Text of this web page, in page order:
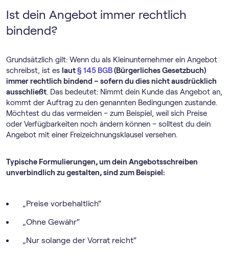
Ist dein Angebot immer rechtlich
bindend?
Grundsätzlich gilt: Wenn du als Kleinunternehmer ein Angebot
schreibst, ist es laut§ 145 BGB(Bürgerliches Gesetzbuch)
immer rechtlich bindend – sofern du dies nicht ausdrücklich
ausschließt. Das bedeutet: Nimmt dein Kunde das Angebot an,
kommt der Auftrag zu den genannten Bedingungen zustande.
Möchtest du das vermeiden – zum Beispiel, weil sich Preise
oder Verfügbarkeiten noch ändern können – solltest du dein
Angebot mit einer Freizeichnungsklausel versehen.
Typische Formulierungen, um dein Angebotsschreiben
unverbindlich zu gestalten, sind zum Beispiel:
„Preise vorbehaltlich“
„Ohne Gewähr“
„Nur solange der Vorrat reicht“